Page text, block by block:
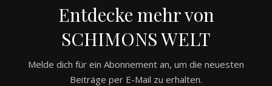
Entdecke mehr von
SCHIMONS WELT
Melde dich für ein Abonnement an, um die neuesten
Beiträge per E-Mail zu erhalten.